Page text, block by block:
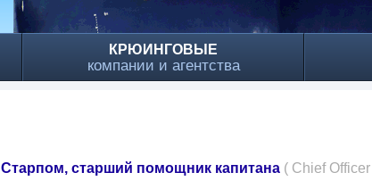
КРЮИНГОВЫЕ
компании и агентства
Старпом, старший помощник капитана ( Chief